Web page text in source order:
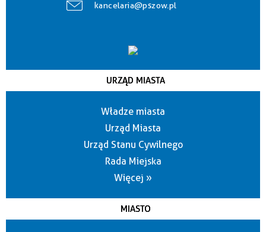
kancelaria@pszow.pl
URZĄD MIASTA
Władze miasta
Urząd Miasta
Urząd Stanu Cywilnego
Rada Miejska
Więcej »
MIASTO